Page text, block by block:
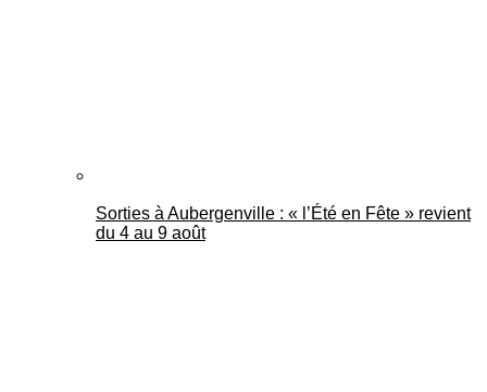
Sorties à Aubergenville : « l’Été en Fête » revient
du 4 au 9 août